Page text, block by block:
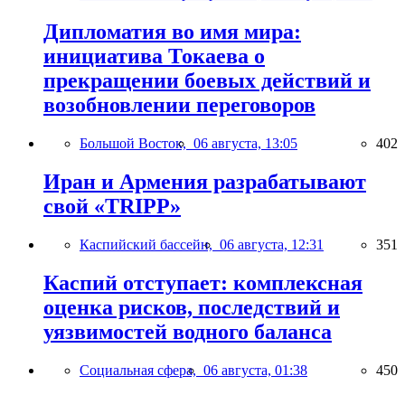
Дипломатия во имя мира:
инициатива Токаева о
прекращении боевых действий и
возобновлении переговоров
Большой Восток, 06 августа, 13:05 402
Иран и Армения разрабатывают
свой «TRIPP»
Каспийский бассейн, 06 августа, 12:31 351
Каспий отступает: комплексная
оценка рисков, последствий и
уязвимостей водного баланса
Социальная сфера, 06 августа, 01:38 450